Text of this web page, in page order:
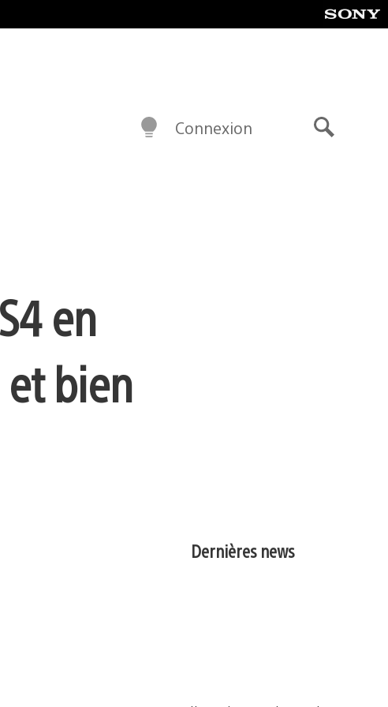
Connexion
en
bien
Dernières news